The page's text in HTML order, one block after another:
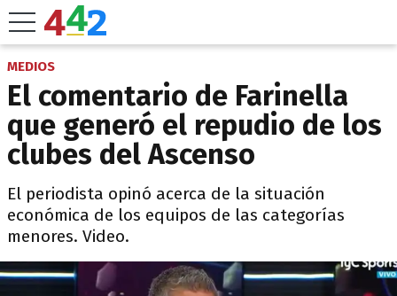
MEDIOS
El comentario de Farinella
que generó el repudio de los
clubes del Ascenso
El periodista opinó acerca de la situación
económica de los equipos de las categorías
menores. Video.